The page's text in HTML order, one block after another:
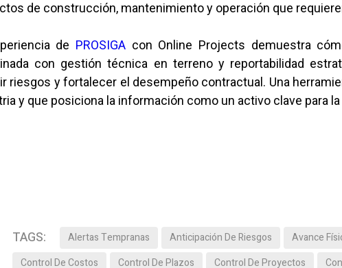
de construcción, mantenimiento y operación que
de PROSIGAcon Online Projects demuestra
con gestión técnica en terreno y reportabilidad
riesgos y fortalecer el desempeño contractual. Una
y que posiciona la información como un activo clave para
TAGS: Alertas Tempranas Anticipación De Riesgos Avance
Control De Costos
Control De Plazos Control De Proyectos